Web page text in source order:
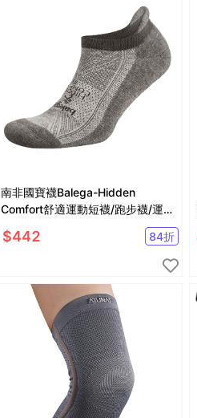
南非國寶襪Balega-Hidden
Comfort舒適運動短襪/跑步襪/運
$442 84折